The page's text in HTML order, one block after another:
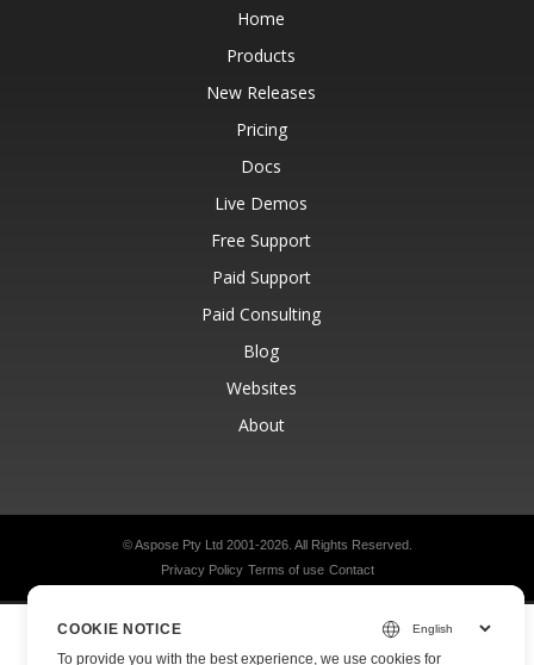
Home
Products
New Releases
Pricing
Docs
Live Demos
Free Support
Paid Support
Paid Consulting
Blog
Websites
About
© Aspose Pty Ltd 2001-2026. All Rights Reserved.
Privacy Policy Terms of use Contact
COOKIE NOTICE
To provide you with the best experience, we use cookies for